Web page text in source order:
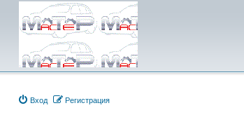
Вход Регистрация